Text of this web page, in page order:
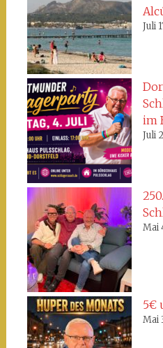
Juli
im
Juli
Mai
5€
Mai